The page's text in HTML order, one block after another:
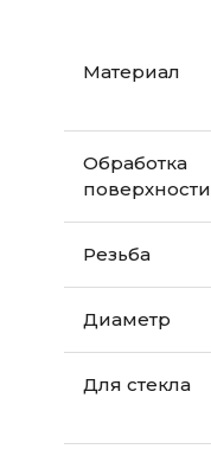
Материал
Обработка
поверхности
Резьба
Диаметр
Для стекла